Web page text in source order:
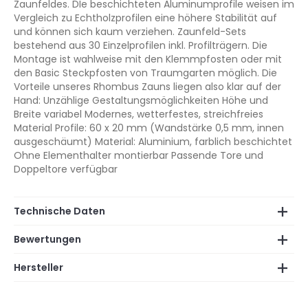
Zaunfeldes. DIe beschichteten Aluminumprofile weisen im
Vergleich zu Echtholzprofilen eine höhere Stabilität auf
und können sich kaum verziehen. Zaunfeld-Sets
bestehend aus 30 Einzelprofilen inkl. Profilträgern. Die
Montage ist wahlweise mit den Klemmpfosten oder mit
den Basic Steckpfosten von Traumgarten möglich. Die
Vorteile unseres Rhombus Zauns liegen also klar auf der
Hand: Unzählige Gestaltungsmöglichkeiten Höhe und
Breite variabel Modernes, wetterfestes, streichfreies
Material Profile: 60 x 20 mm (Wandstärke 0,5 mm, innen
ausgeschäumt) Material: Aluminium, farblich beschichtet
Ohne Elementhalter montierbar Passende Tore und
Doppeltore verfügbar
Technische Daten
Bewertungen
Hersteller